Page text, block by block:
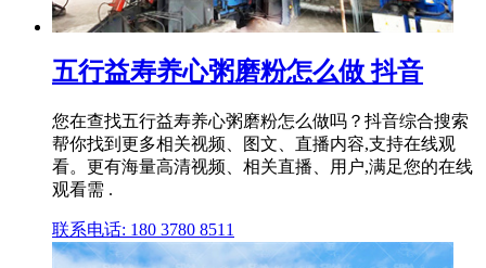
五行益寿养心粥磨粉怎么做 抖音
您在查找五行益寿养心粥磨粉怎么做吗？抖音综合搜索
帮你找到更多相关视频、图文、直播内容,支持在线观
看。更有海量高清视频、相关直播、用户,满足您的在线
观看需 .
联系电话: 180 3780 8511